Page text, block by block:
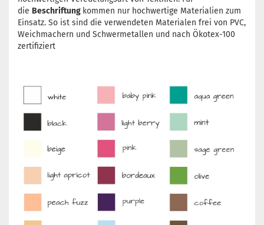
die Beschriftung kommen nur hochwertige Materialien zum
Einsatz. So ist sind die verwendeten Materialen frei von PVC,
Weichmachern und Schwermetallen und nach Ökotex-100
zertifiziert